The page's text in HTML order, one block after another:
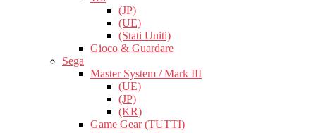
(JP)
(UE)
(Stati Uniti)
Gioco & Guardare
Sega
Master System / Mark III
(UE)
(JP)
(KR)
Game Gear (TUTTI)